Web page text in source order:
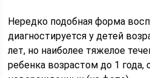
Нередко подобная форма
диагностируется у детей
лет, но наиболее тяжелое
ребенка возрастом до 1 года,